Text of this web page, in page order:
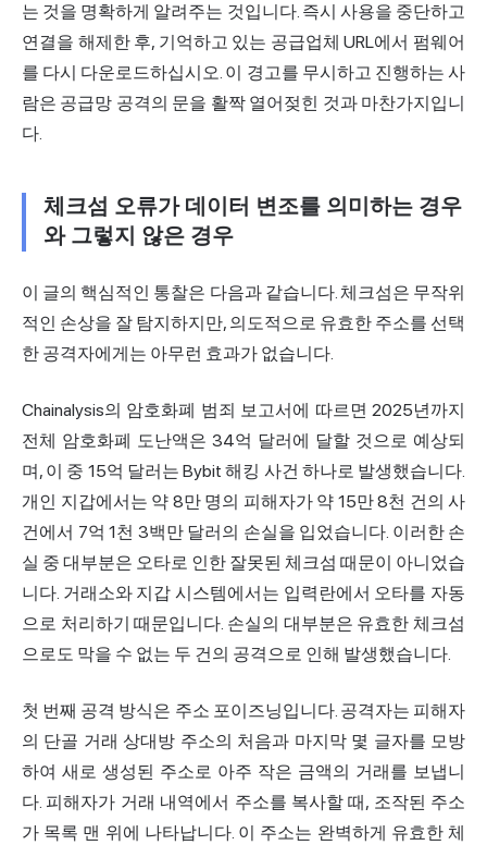
는 것을 명확하게 알려주는 것입니다. 즉시 사용을 중단하고
연결을 해제한 후, 기억하고 있는 공급업체 URL에서 펌웨어
를 다시 다운로드하십시오. 이 경고를 무시하고 진행하는 사
람은 공급망 공격의 문을 활짝 열어젖힌 것과 마찬가지입니
다.
체크섬 오류가 데이터 변조를 의미하는 경우
와 그렇지 않은 경우
이 글의 핵심적인 통찰은 다음과 같습니다. 체크섬은 무작위
적인 손상을 잘 탐지하지만, 의도적으로 유효한 주소를 선택
한 공격자에게는 아무런 효과가 없습니다.
Chainalysis의 암호화폐 범죄 보고서에 따르면 2025년까지
전체 암호화폐 도난액은 34억 달러에 달할 것으로 예상되
며, 이 중 15억 달러는 Bybit 해킹 사건 하나로 발생했습니다.
개인 지갑에서는 약 8만 명의 피해자가 약 15만 8천 건의 사
건에서 7억 1천 3백만 달러의 손실을 입었습니다. 이러한 손
실 중 대부분은 오타로 인한 잘못된 체크섬 때문이 아니었습
니다. 거래소와 지갑 시스템에서는 입력란에서 오타를 자동
으로 처리하기 때문입니다. 손실의 대부분은 유효한 체크섬
으로도 막을 수 없는 두 건의 공격으로 인해 발생했습니다.
첫 번째 공격 방식은 주소 포이즈닝입니다. 공격자는 피해자
의 단골 거래 상대방 주소의 처음과 마지막 몇 글자를 모방
하여 새로 생성된 주소로 아주 작은 금액의 거래를 보냅니
다. 피해자가 거래 내역에서 주소를 복사할 때, 조작된 주소
가 목록 맨 위에 나타납니다. 이 주소는 완벽하게 유효한 체